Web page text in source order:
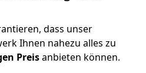
dass unser
Ihnen nahezu alles zu
Preisanbieten können.